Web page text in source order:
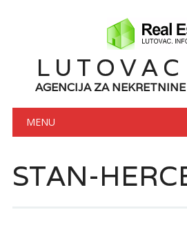
AGENCIJA ZA
Main menu
MENU
STAN-